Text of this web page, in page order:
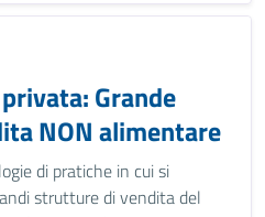
Grande
NON alimentare
di pratiche in cui si
strutture di vendita del